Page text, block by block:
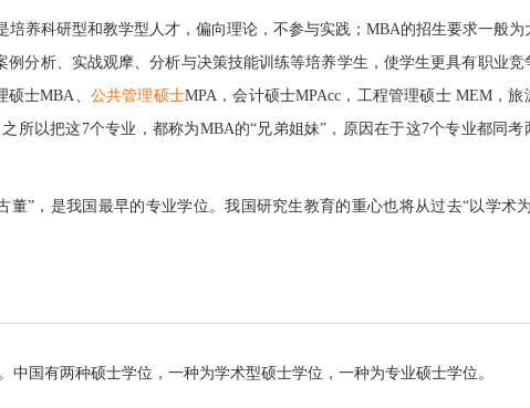
养科研型和教学型人才，偏向理论，不参与实践；MBA的招生要求一般为
分析、实战观摩、分析与决策技能训练等培养学生，使学生更具有职业竞
士MBA、 公共管理硕士MPA，会计硕士MPAcc，工程管理硕士 MEM，旅
所以把这7个专业，都称为MBA的“兄弟姐妹”，原因在于这7个专业都同考
董”，是我国最早的专业学位。我国研究生教育的重心也将从过去“以学术
国有两种硕士学位，一种为学术型硕士学位，一种为专业硕士学位。